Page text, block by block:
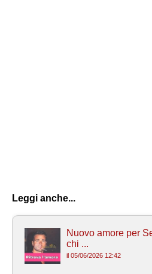
Leggi anche...
Nuovo amore per
chi ...
il 05/06/2026 12:42